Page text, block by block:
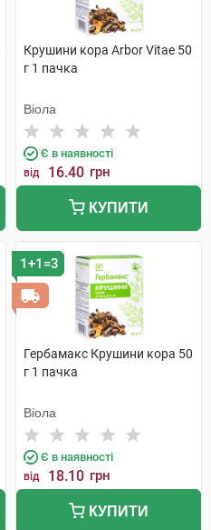
Крушини кора Arbor Vitae 50
г 1 пачка
Віола
Є в наявності
від 16.40 грн
КУПИТИ
1+1=3
Гербамакс Крушини кора 50
г 1 пачка
Віола
Є в наявності
від 18.10 грн
КУПИТИ